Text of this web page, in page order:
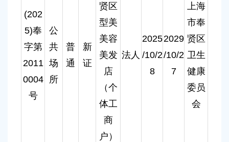
(202
5)奉
字第
2011
0004
号
公
共
场
所
普
通
新
证
贤区
型美
美容
美发
店
（个
体工
商
户）
法人
2025
/10/2
8
2029
/10/2
7
上海
市奉
贤区
卫生
健康
委员
会